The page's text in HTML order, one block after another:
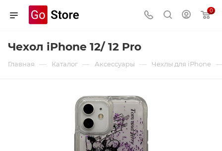
0
Чехол iPhone 12/ 12 Pro
Главная — Каталог — Аксессуары — Чехлы для iPhone